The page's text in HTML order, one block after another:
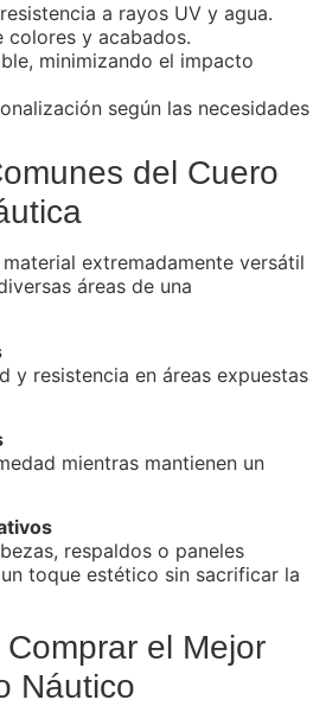
a rayos UV y agua.
colores y acabados.
minimizando el impacto
según las necesidades
del Cuero
material extremadamente versátil
áreas de una
y resistencia en áreas expuestas
mientras mantienen un
respaldos o paneles
toque estético sin sacrificar la
el Mejor
Náutico